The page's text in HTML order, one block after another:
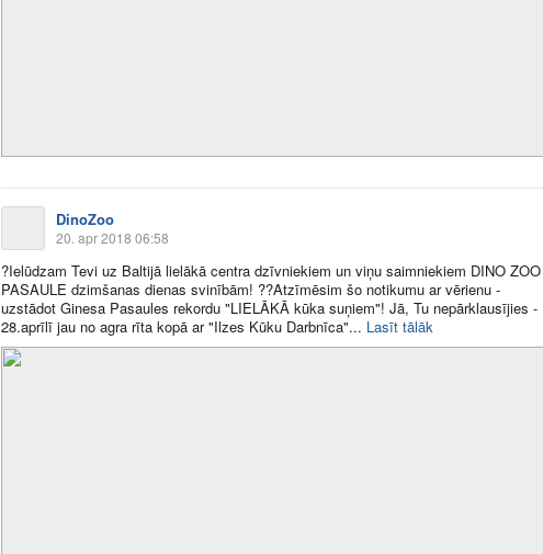
DinoZoo
20. apr 2018 06:58
?Ielūdzam Tevi uz Baltijā lielākā centra dzīvniekiem un viņu saimniekiem DINO ZOO
PASAULE dzimšanas dienas svinībām! ??Atzīmēsim šo notikumu ar vērienu -
uzstādot Ginesa Pasaules rekordu "LIELĀKĀ kūka suņiem"! Jā, Tu nepārklausījies -
28.aprīlī jau no agra rīta kopā ar "Ilzes Kūku Darbnīca"​... Lasīt tālāk